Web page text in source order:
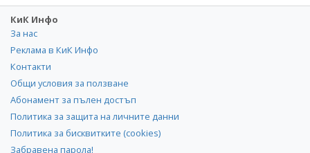
КиК Инфо
За нас
Реклама в КиК Инфо
Контакти
Общи условия за ползване
Абонамент за пълен достъп
Политика за защита на личните данни
Политика за бисквитките (cookies)
Забравена парола!